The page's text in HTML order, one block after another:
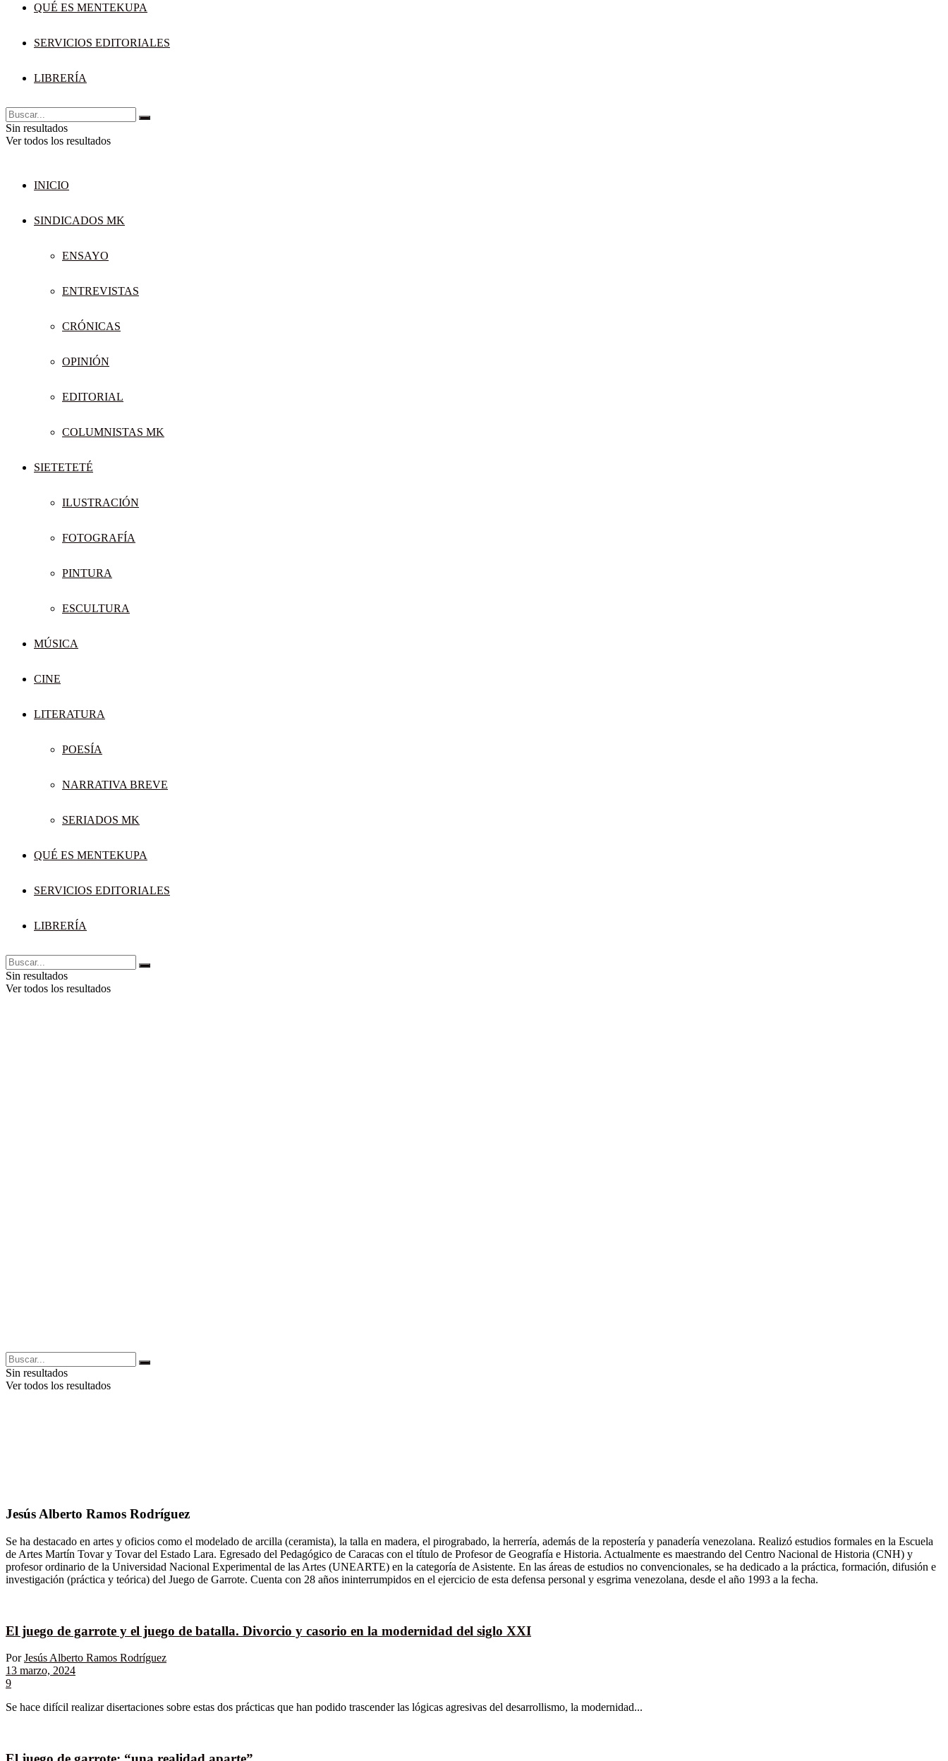
QUÉ ES MENTEKUPA
SERVICIOS EDITORIALES
LIBRERÍA
Sin resultados
Ver todos los resultados
INICIO
SINDICADOS MK
ENSAYO
ENTREVISTAS
CRÓNICAS
OPINIÓN
EDITORIAL
COLUMNISTAS MK
SIETETETÉ
ILUSTRACIÓN
FOTOGRAFÍA
PINTURA
ESCULTURA
MÚSICA
CINE
LITERATURA
POESÍA
NARRATIVA BREVE
SERIADOS MK
QUÉ ES MENTEKUPA
SERVICIOS EDITORIALES
LIBRERÍA
Sin resultados
Ver todos los resultados
Sin resultados
Ver todos los resultados
Jesús Alberto Ramos Rodríguez
Se ha destacado en artes y oficios como el modelado de arcilla (ceramista), la talla en madera, el pirograbado, la herrería, además de la repostería y panadería venezolana. Realizó estudios formales en la Escuela
de Artes Martín Tovar y Tovar del Estado Lara. Egresado del Pedagógico de Caracas con el título de Profesor de Geografía e Historia. Actualmente es maestrando del Centro Nacional de Historia (CNH) y
profesor ordinario de la Universidad Nacional Experimental de las Artes (UNEARTE) en la categoría de Asistente. En las áreas de estudios no convencionales, se ha dedicado a la práctica, formación, difusión e
investigación (práctica y teórica) del Juego de Garrote. Cuenta con 28 años ininterrumpidos en el ejercicio de esta defensa personal y esgrima venezolana, desde el año 1993 a la fecha.
El juego de garrote y el juego de batalla. Divorcio y casorio en la modernidad del siglo XXI
Por Jesús Alberto Ramos Rodríguez
13 marzo, 2024
9
Se hace difícil realizar disertaciones sobre estas dos prácticas que han podido trascender las lógicas agresivas del desarrollismo, la modernidad...